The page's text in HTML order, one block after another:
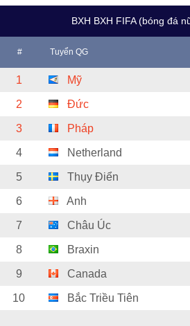
BXH BXH FIFA (bóng đá
# Tuyển QG
1 Mỹ
2 Đức
3 Pháp
4 Netherland
5 Thụy Điển
6 Anh
7 Châu Úc
8 Braxin
9 Canada
10 Bắc Triều Tiên